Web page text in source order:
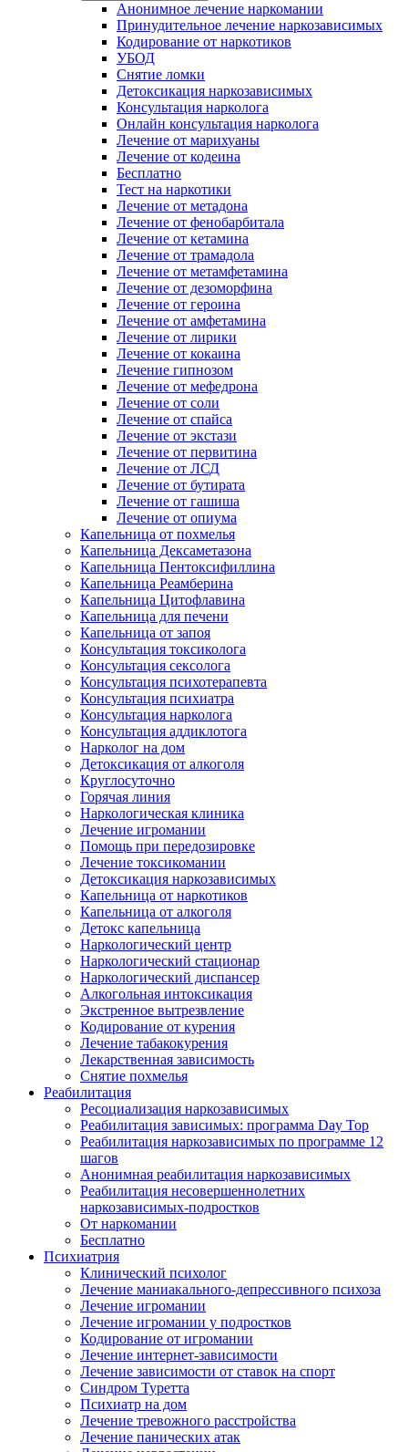
Анонимное лечение наркомании
Принудительное лечение наркозависимых
Кодирование от наркотиков
УБОД
Снятие ломки
Детоксикация наркозависимых
Консультация нарколога
Онлайн консультация нарколога
Лечение от марихуаны
Лечение от кодеина
Бесплатно
Тест на наркотики
Лечение от метадона
Лечение от фенобарбитала
Лечение от кетамина
Лечение от трамадола
Лечение от метамфетамина
Лечение от дезоморфина
Лечение от героина
Лечение от амфетамина
Лечение от лирики
Лечение от кокаина
Лечение гипнозом
Лечение от мефедрона
Лечение от соли
Лечение от спайса
Лечение от экстази
Лечение от первитина
Лечение от ЛСД
Лечение от бутирата
Лечение от гашиша
Лечение от опиума
Капельница от похмелья
Капельница Дексаметазона
Капельница Пентоксифиллина
Капельница Реамберина
Капельница Цитофлавина
Капельница для печени
Капельница от запоя
Консультация токсиколога
Консультация сексолога
Консультация психотерапевта
Консультация психиатра
Консультация нарколога
Консультация аддиклотога
Нарколог на дом
Детоксикация от алкоголя
Круглосуточно
Горячая линия
Наркологическая клиника
Лечение игромании
Помощь при передозировке
Лечение токсикомании
Детоксикация наркозависимых
Капельница от наркотиков
Капельница от алкоголя
Детокс капельница
Наркологический центр
Наркологический стационар
Наркологический диспансер
Алкогольная интоксикация
Экстренное вытрезвление
Кодирование от курения
Лечение табакокурения
Лекарственная зависимость
Снятие похмелья
Реабилитация
Ресоциализация наркозависимых
Реабилитация зависимых: программа Day Top
Реабилитация наркозависимых по программе 12
шагов
Анонимная реабилитация наркозависимых
Реабилитация несовершеннолетних
наркозависимых-подростков
От наркомании
Бесплатно
Психиатрия
Клинический психолог
Лечение маниакального-депрессивного психоза
Лечение игромании
Лечение игромании у подростков
Кодирование от игромании
Лечение интернет-зависимости
Лечение зависимости от ставок на спорт
Синдром Туретта
Психиатр на дом
Лечение тревожного расстройства
Лечение панических атак